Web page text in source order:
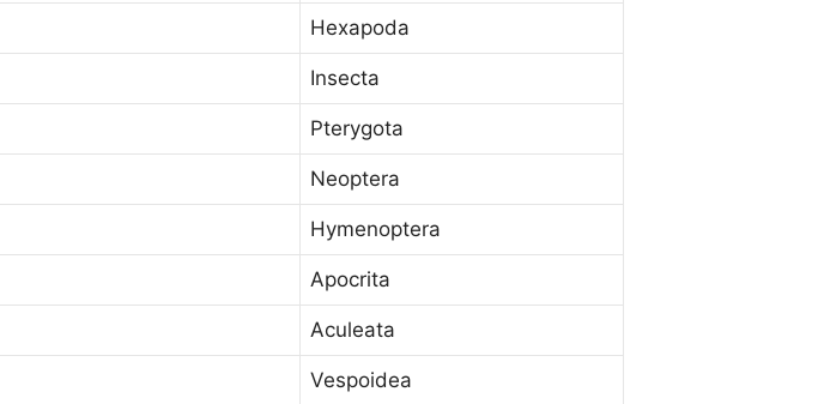
Hexapoda
Insecta
Pterygota
Neoptera
Hymenoptera
Apocrita
Aculeata
Vespoidea